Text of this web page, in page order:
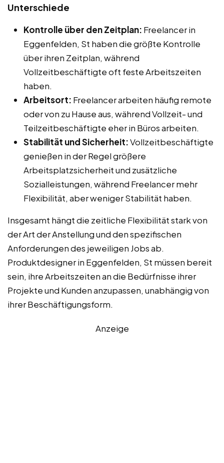
Unterschiede
Kontrolle über den Zeitplan: Freelancer in
Eggenfelden, St haben die größte Kontrolle
über ihren Zeitplan, während
Vollzeitbeschäftigte oft feste Arbeitszeiten
haben.
Arbeitsort: Freelancer arbeiten häufig remote
oder von zu Hause aus, während Vollzeit- und
Teilzeitbeschäftigte eher in Büros arbeiten.
Stabilität und Sicherheit:Vollzeitbeschäftigte
genießen in der Regel größere
Arbeitsplatzsicherheit und zusätzliche
Sozialleistungen, während Freelancer mehr
Flexibilität, aber weniger Stabilität haben.
Insgesamt hängt die zeitliche Flexibilität stark von
der Art der Anstellung und den spezifischen
Anforderungen des jeweiligen Jobs ab.
Produktdesigner in Eggenfelden, St müssen bereit
sein, ihre Arbeitszeiten an die Bedürfnisse ihrer
Projekte und Kunden anzupassen, unabhängig von
ihrer Beschäftigungsform.
Anzeige